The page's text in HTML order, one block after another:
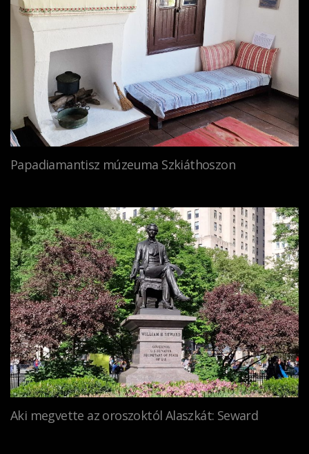
Papadiamantisz múzeuma Szkiáthoszon
Aki megvette az oroszoktól Alaszkát: Seward